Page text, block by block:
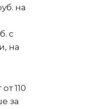
на
с
на
110
за